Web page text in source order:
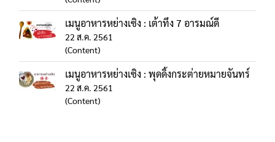
เมนูอาหารหย่างเซิง : เต้าทึง 7 อารมณ์ดี
22 ส.ค. 2561
(Content)
เมนูอาหารหย่างเซิง : พุดดิ้งกระต่ายหมายจันทร์
22 ส.ค. 2561
(Content)